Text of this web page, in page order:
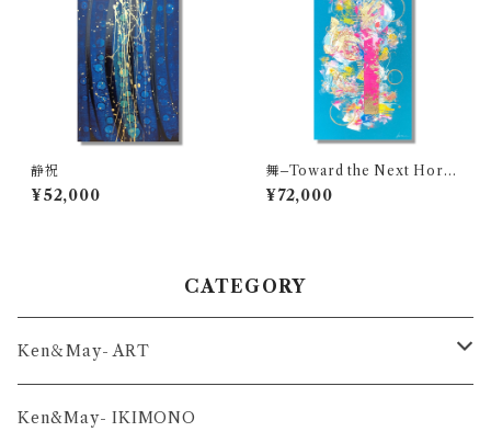
静祝
¥52,000
舞–Toward the Next Horiz
on
¥72,000
CATEGORY
Ken＆May- ART
舞-series
Ken&May- IKIMONO